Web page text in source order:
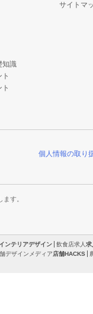
知識
サイトマ
個人情報の取り
す。
ンテリアデザイン 飲食店求人求
デザインメディア店舗HACKS